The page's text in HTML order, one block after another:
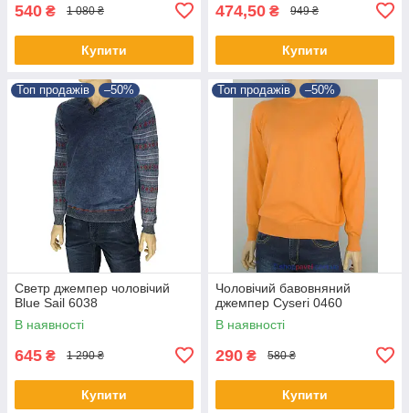
540 ₴ 1 080 ₴
Купити
474,50 ₴ 949 ₴
Купити
Топ продажів –50%
Светр джемпер чоловічий
Blue Sail 6038
В наявності
645 ₴ 1 290 ₴
Купити
Топ продажів –50%
Чоловічий бавовняний
джемпер Cyseri 0460
В наявності
290 ₴ 580 ₴
Купити